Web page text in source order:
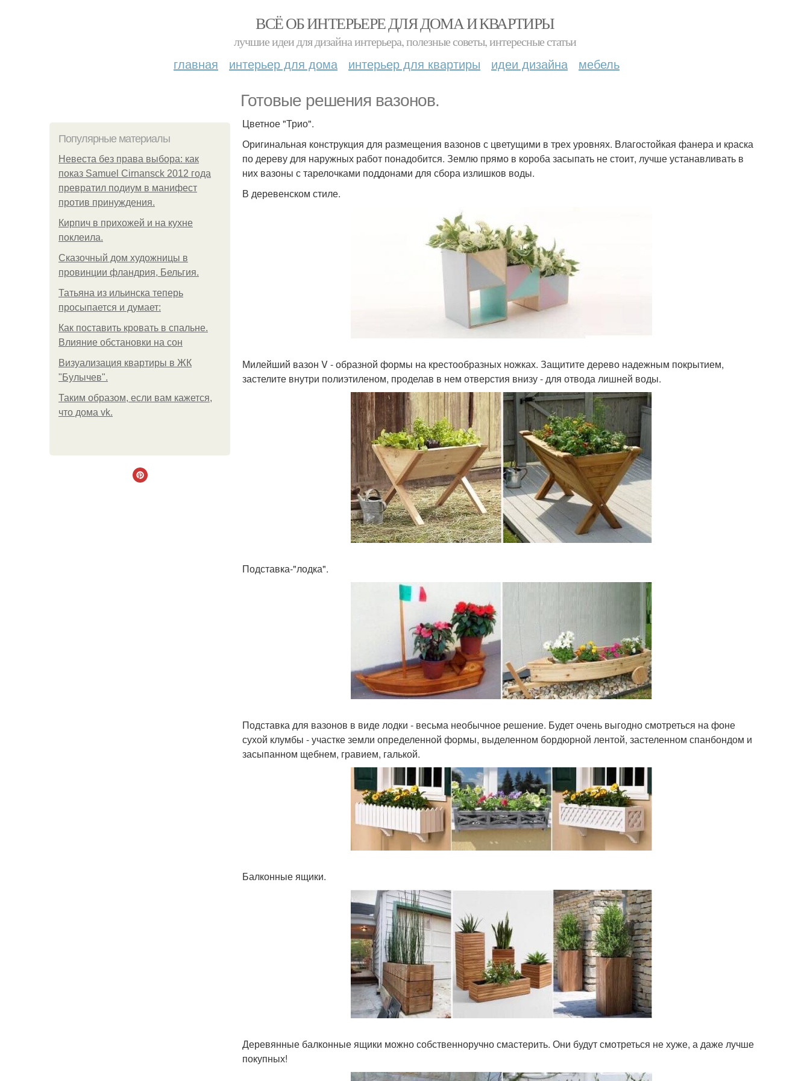
ВСЁ ОБ ИНТЕРЬЕРЕ ДЛЯ ДОМА И КВАРТИРЫ
лучшие идеи для дизайна интерьера, полезные советы, интересные статьи
главная интерьер для дома интерьер для квартиры идеи дизайна мебель
Готовые решения вазонов.
Популярные материалы
Невеста без права выбора: как
показ Samuel Cirnansck 2012 года
превратил подиум в манифест
против принуждения.
Кирпич в прихожей и на кухне
поклеила.
Сказочный дом художницы в
провинции фландрия, Бельгия.
Татьяна из ильинска теперь
просыпается и думает:
Как поставить кровать в спальне.
Влияние обстановки на сон
Визуализация квартиры в ЖК
"Булычев".
Таким образом, если вам кажется,
что дома vk.
Цветное "Трио".
Оригинальная конструкция для размещения вазонов с цветущими в трех уровнях. Влагостойкая фанера и краска
по дереву для наружных работ понадобится. Землю прямо в короба засыпать не стоит, лучше устанавливать в
них вазоны с тарелочками поддонами для сбора излишков воды.
В деревенском стиле.
Милейший вазон V - образной формы на крестообразных ножках. Защитите дерево надежным покрытием,
застелите внутри полиэтиленом, проделав в нем отверстия внизу - для отвода лишней воды.
Подставка-"лодка".
Подставка для вазонов в виде лодки - весьма необычное решение. Будет очень выгодно смотреться на фоне
сухой клумбы - участке земли определенной формы, выделенном бордюрной лентой, застеленном спанбондом и
засыпанном щебнем, гравием, галькой.
Балконные ящики.
Деревянные балконные ящики можно собственноручно смастерить. Они будут смотреться не хуже, а даже лучше
покупных!